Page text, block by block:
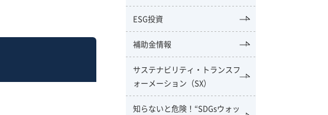
ESG投資
補助金情報
サステナビリティ・トランスフ
ォーメーション（SX）
知らないと危険！“SDGsウォッ